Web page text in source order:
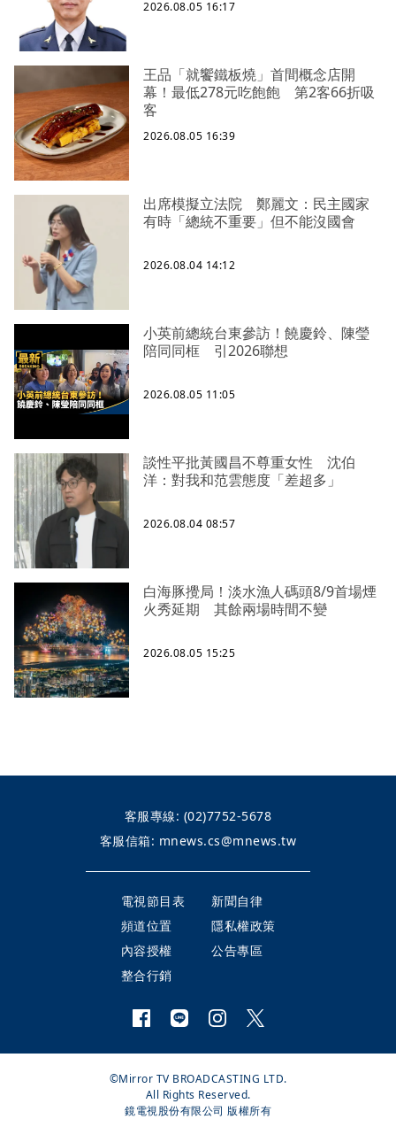
2026.08.05 16:17
王品「就饗鐵板燒」首間概念店開
幕！最低278元吃飽飽 第2客66折吸
客
2026.08.05 16:39
出席模擬立法院 鄭麗文：民主國家
有時「總統不重要」但不能沒國會
2026.08.04 14:12
小英前總統台東參訪！饒慶鈴、陳瑩
陪同同框 引2026聯想
2026.08.05 11:05
談性平批黃國昌不尊重女性 沈伯
洋：對我和范雲態度「差超多」
2026.08.04 08:57
白海豚攪局！淡水漁人碼頭8/9首場煙
火秀延期 其餘兩場時間不變
2026.08.05 15:25
客服專線: (02)7752-5678
客服信箱: mnews.cs@mnews.tw
電視節目表
新聞自律
頻道位置
隱私權政策
內容授權
公告專區
整合行銷
©Mirror TV BROADCASTING LTD.
All Rights Reserved.
鏡電視股份有限公司 版權所有